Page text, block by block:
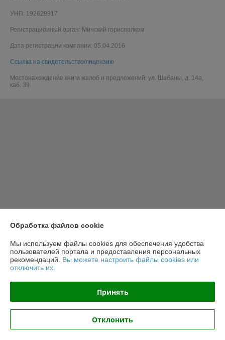
УНП: 192629917
Регистрационный орган: Минский горисполком
Дата регистрации компании: 05.04.2016
Ссылка на свидетельство/лицензию
Местонахождение книги жалоб и предложений: ул. Шабаны, д. 14а,
каб. 39
Обработка файлов cookie
Мы используем файлы cookies для обеспечения удобства
пользователей портала и предоставления персональных
рекомендаций. Вы можете настроить файлы cookies или
отключить их.
Принять
Отклонить